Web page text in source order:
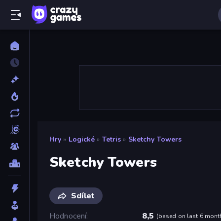
Hry » Logické » Tetris » Sketchy Towers
Sketchy Towers
Sdílet
Hodnocení
8,5 (based on last 6